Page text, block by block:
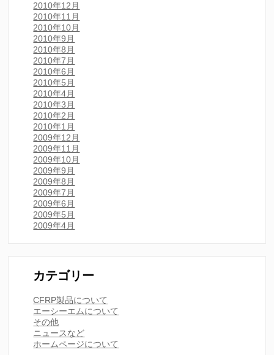
2010年12月
2010年11月
2010年10月
2010年9月
2010年8月
2010年7月
2010年6月
2010年5月
2010年4月
2010年3月
2010年2月
2010年1月
2009年12月
2009年11月
2009年10月
2009年9月
2009年8月
2009年7月
2009年6月
2009年5月
2009年4月
カテゴリー
CFRP製品について
エーシーエムについて
その他
ニュースなど
ホームページについて